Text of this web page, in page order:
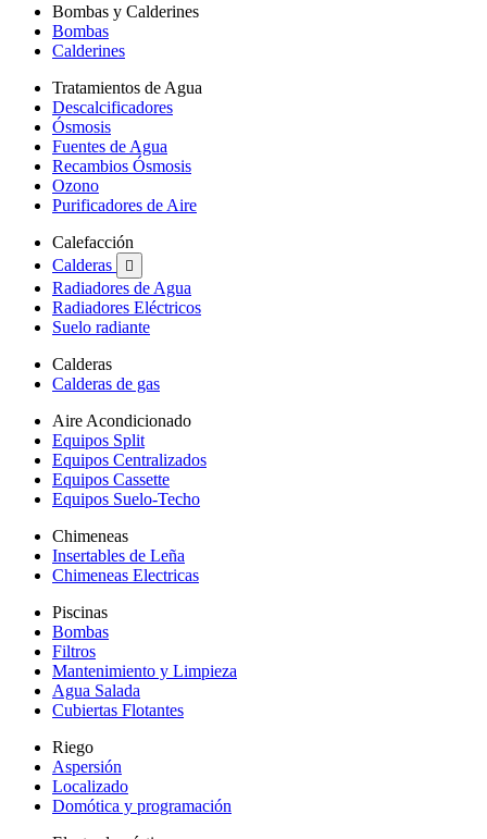
Bombas y Calderines
Bombas
Calderines
Tratamientos de Agua
Descalcificadores
Ósmosis
Fuentes de Agua
Recambios Ósmosis
Ozono
Purificadores de Aire
Calefacción
Calderas

Radiadores de Agua
Radiadores Eléctricos
Suelo radiante
Calderas
Calderas de gas
Aire Acondicionado
Equipos Split
Equipos Centralizados
Equipos Cassette
Equipos Suelo-Techo
Chimeneas
Insertables de Leña
Chimeneas Electricas
Piscinas
Bombas
Filtros
Mantenimiento y Limpieza
Agua Salada
Cubiertas Flotantes
Riego
Aspersión
Localizado
Domótica y programación